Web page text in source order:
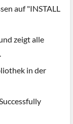
auf "INSTALL
zeigt alle
in der